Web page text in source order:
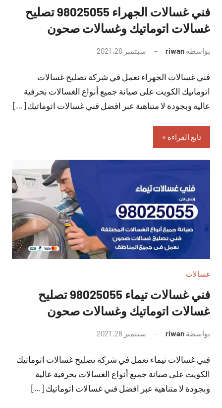
فني غسالات الجهراء 98025055 تصليح
غسالات اتوماتيك وغسالات صحون
بواسطة riwan سبتمبر 28, 2021
تعليقات
فني غسالات الجهراء نعمل في شركة تصليح غسالات
اتوماتيك الكويت على صيانة جميع أنواع الغسالات بحرفية
عالية وبجودة لا متناهية عبر افضل فني غسالات اتوماتيك […]
تابع القراءة
غسالات
فني غسالات تيماء 98025055 تصليح
غسالات اتوماتيك وغسالات صحون
بواسطة riwan سبتمبر 28, 2021
تعليقات
فني غسالات تيماء نعمل في شركة تصليح غسالات اتوماتيك
الكويت على صيانة جميع أنواع الغسالات بحرفية عالية
وبجودة لا متناهية عبر افضل فني غسالات اتوماتيك […]